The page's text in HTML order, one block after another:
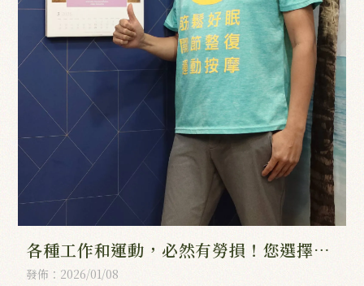
各種工作和運動，必然有勞損！您選擇處
理問題；還是累積問題？
發佈：2026/01/08